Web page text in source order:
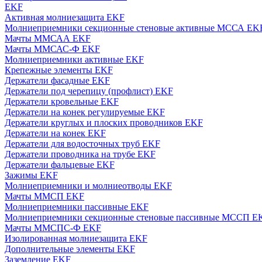
EKF
Активная молниезащита EKF
Молниеприемники секционные стеновые активные МССА
Мачты ММСАА EKF
Мачты ММСАС-Ф EKF
Молниеприемники активные EKF
Крепежные элементы EKF
Держатели фасадные EKF
Держатели под черепицу (профлист) EKF
Держатели кровельные EKF
Держатели на конек регулируемые EKF
Держатели круглых и плоских проводников EKF
Держатели на конек EKF
Держатели для водосточных труб EKF
Держатели проводника на трубе EKF
Держатели фальцевые EKF
Зажимы EKF
Молниеприемники и молниеотводы EKF
Мачты ММСП EKF
Молниеприемники пассивные EKF
Молниеприемники секционные стеновые пассивные МССП
Мачты ММСПС-Ф EKF
Изолированная молниезащита EKF
Дополнительные элементы EKF
Заземление EKF